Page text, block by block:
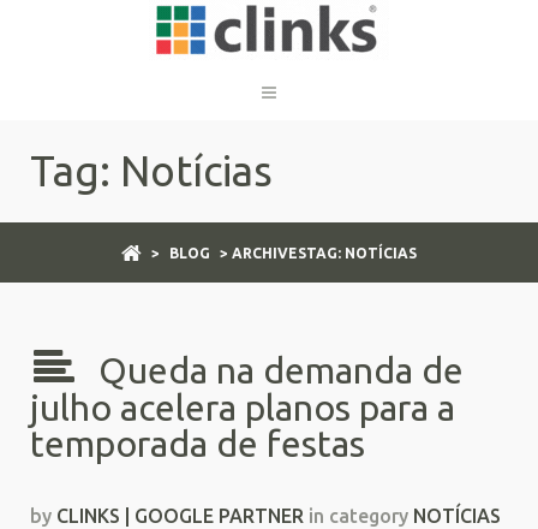
Tag: Notícias
> BLOG > ARCHIVESTAG: NOTÍCIAS
Queda na demanda de
julho acelera planos para a
temporada de festas
by CLINKS | GOOGLE PARTNER in category NOTÍCIAS